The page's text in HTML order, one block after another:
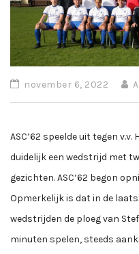
november 6, 2022
ASC’62 speelde uit tegen
duidelijk een wedstrijd met
gezichten. ASC’62 begon
Opmerkelijk is dat in de
wedstrijden de ploeg van
minuten spelen, steeds